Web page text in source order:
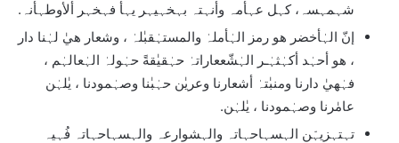
شہمہسہ، كہل عہأمہ وأنہتہ بہخہيہر يہأ فہخہر ألأوطہأنہ.
إنّ الہٰأخضر هو رمز الہٰأملہٰ والمستہٰقبٰلہٰ ، وشعار هيٰ لہٰنا دار
، هو أحہٰد أكہٰثہٰـر الہٰشّععاراتہٰ حہٰقيٰقةً حہٰولہٰ الہٰعالہٰم ،
فہٰهيٰ دارنا ومنبٰتہٰ أشعارنا وعريٰن حہٰبٰنا وصہٰمودنا ، يٰلہٰن
عامٰرنا وصہٰمودنا ، يٰلہٰن.
تہتہزيہّن الہسہاحہاتہ والہشوارعہ والہسہاحہاتہ فُہيہ